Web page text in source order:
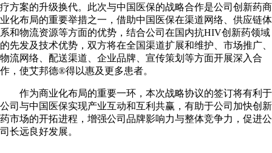
疗方案的升级换代。此次与中国医保的战略合作是公司创新药商
业化布局的重要举措之一，借助中国医保在渠道网络、供应链体
系和物流资源等方面的优势，结合公司在国内抗HIV创新药领域
的先发及技术优势，双方将在全国渠道扩展和维护、市场推广、
物流网络、配送渠道、企业品牌、宣传策划等方面开展深入合
作，使艾邦德®得以惠及更多患者。
作为商业化布局的重要一环，本次战略协议的签订将有利于
公司与中国医保实现产业互动和互利共赢，有助于公司加快创新
药市场的开拓进程，增强公司品牌影响力与整体竞争力，促进公
司长远良好发展。